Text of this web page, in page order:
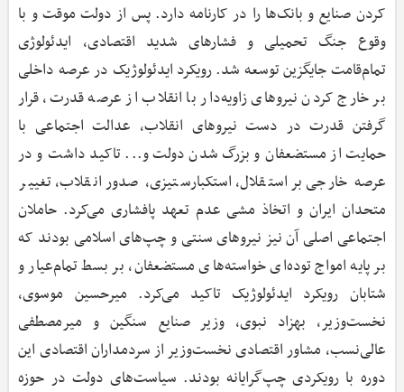
کردن صنایع و بانک‌ها را در کارنامه دارد. پس از دولت موقت و با
وقوع جنگ تحمیلی و فشارهای شدید اقتصادی، ایدئولوژی
تمام‌قامت جایگزین توسعه شد. رویکرد ایدئولوژیک در عرصه داخلی
بر خارج کردن نیروهای زاویه‌دار با انقلاب از عرصه قدرت، قرار
گرفتن قدرت در دست نیروهای انقلاب، عدالت اجتماعی با
حمایت از مستضعفان و بزرگ شدن دولت و... تاکید داشت و در
عرصه خارجی بر استقلال، استکبارستیزی، صدور انقلاب، تغییر
متحدان ایران و اتخاذ مشی عدم تعهد پافشاری می‌کرد. حاملان
اجتماعی اصلی آن نیز نیروهای سنتی و چپ‌های اسلامی بودند که
بر پایه امواج توده‌ای خواسته‌های مستضعفان، بر بسط تمام‌عیار و
شتابان رویکرد ایدئولوژیک تاکید می‌کرد. میرحسین موسوی،
نخست‌وزیر، بهزاد نبوی، وزیر صنایع سنگین و میرمصطفی
عالی‌نسب، مشاور اقتصادی نخست‌وزیر از سردمداران اقتصادی این
دوره با رویکردی چپ‌گرایانه بودند. سیاست‌های دولت در حوزه